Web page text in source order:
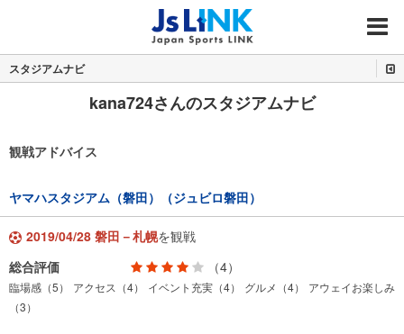
MENU
スタジアムナビ
kana724さんのスタジアムナビ
観戦アドバイス
ヤマハスタジアム（磐田）（ジュビロ磐田）
2019/04/28 磐田－札幌を観戦
総合評価
（4）
臨場感（5） アクセス（4） イベント充実（4） グルメ（4）
アウェイお楽しみ
（3）